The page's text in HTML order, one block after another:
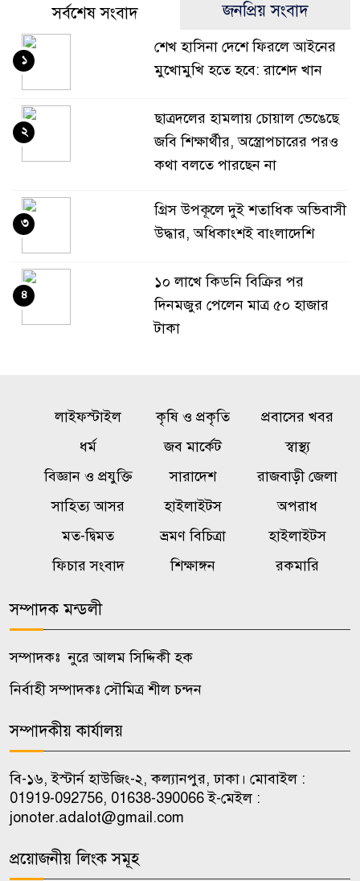
সর্বশেষ সংবাদ জনপ্রিয় সংবাদ
শেখ হাসিনা দেশে ফিরলে আইনের
মুখোমুখি হতে হবে: রাশেদ খান
১
ছাত্রদলের হামলায় চোয়াল ভেঙেছে
জবি শিক্ষার্থীর, অস্ত্রোপচারের পরও
কথা বলতে পারছেন না
২
গ্রিস উপকূলে দুই শতাধিক অভিবাসী
উদ্ধার, অধিকাংশই বাংলাদেশি
৩
১০ লাখে কিডনি বিক্রির পর
দিনমজুর পেলেন মাত্র ৫০ হাজার
টাকা
৪
ফারুকীর
সাকিবকে দেশে ফেরানো নিয়ে
আগের অবস্থান থেকে সরে গেলেন
ক্রীড়া প্রতিমন্ত্রী
রাষ্ট্রের গুরুত্বপূর্ণ ব্যক্তিদের নিয়ে
ওয়েব সিরিজ দেখে স্ত্রীকে হত্যা,
৮
৯
শৃঙ্খলাভঙ্গের অভিযোগে জাবি
ছাত্রদলের যুগ্ম আহ্বায়ককে শোকজ
১০
লাইফস্টাইল কৃষি ও প্রকৃতি
প্রবাসের খবর
ধর্ম
জব মার্কেট
স্বাস্থ্য
বিজ্ঞান ও প্রযুক্তি
সারাদেশ
রাজবাড়ী জেলা
সাহিত্য আসর
হাইলাইটস
অপরাধ
মত-দ্বিমত
ভ্রমণ বিচিত্রা
হাইলাইটস
ফিচার সংবাদ
শিক্ষাঙ্গন রকমারি
সম্পাদক মন্ডলী
সম্পাদকঃ নুরে আলম সিদ্দিকী হক
নির্বাহী সম্পাদকঃ সৌমিত্র শীল চন্দন
সম্পাদকীয় কার্যালয়
বি-১৬, ইস্টার্ন হাউজিং-২, কল্যানপুর, ঢাকা। মোবাইল :
01919-092756, 01638-390066 ই-মেইল :
jonoter.adalot@gmail.com
প্রয়োজনীয় লিংক সমূহ